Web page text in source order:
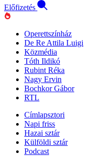
Előfizetés
Operettszínház
De Re Attila Luigi
Közmédia
Tóth Ildikó
Rubint Réka
Nagy Ervin
Bochkor Gábor
RTL
Címlapsztori
Napi friss
Hazai sztár
Külföldi sztár
Podcast